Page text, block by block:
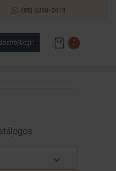
(85) 3238-2613
Login 0